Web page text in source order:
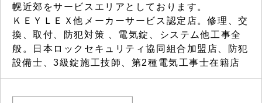
幌近郊をサービスエリアとしております。
ＫＥＹＬＥＸ他メーカーサービス認定店。修理、交
換、取付、防犯対策 、電気錠、システム他工事全
般。日本ロックセキュリティ協同組合加盟店、防犯
設備士、3級錠施工技師、第2種電気工事士在籍店